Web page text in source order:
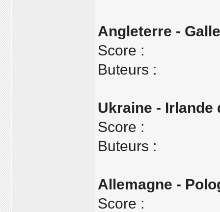
Angleterre -
Score :
Buteurs :
Ukraine - Irlande
Score :
Buteurs :
Allemagne -
Score :